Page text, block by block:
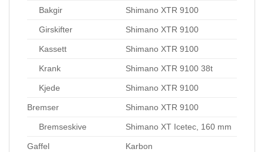
Bakgir Shimano XTR 9100
Girskifter Shimano XTR 9100
Kassett Shimano XTR 9100
Krank Shimano XTR 9100 38t
Kjede Shimano XTR 9100
Bremser Shimano XTR 9100
Bremseskive Shimano XT Icetec, 160 mm
Gaffel Karbon